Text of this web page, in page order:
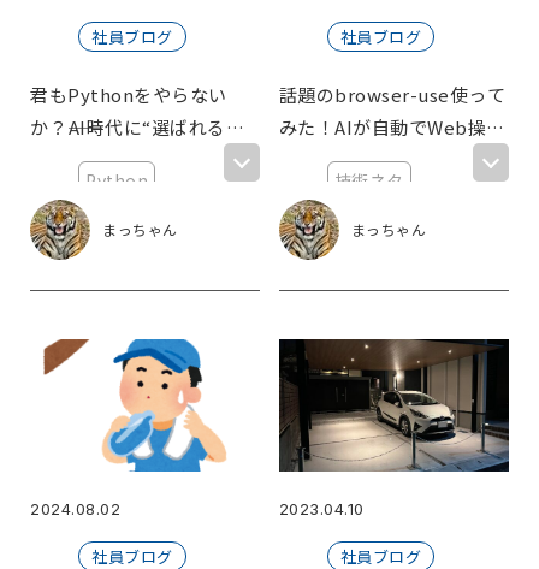
NAO
N.S 武村
R.I
まっちゃん
おじいちゃん
星のおじさん
えんぶん
鯉党さうなー
△山
葱ちゃん Uehara
りす
100トン
Mgura. キッシー
社員ブログ
君もPythonをやらない
か？――AI時代に“選ばれるエ
ンジニア”になるための最
Python
エンジニアキャ
AI
まっちゃん
社員ブログ
話題のbrowser-use使って
みた！AIが自動でWeb操作
する未来を体感
技術ネタ
【やってみた】
まっちゃん
2024.08.02
社員ブログ
2023.04.10
社員ブログ